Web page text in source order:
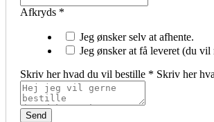
Afkryds *
Jeg ønsker selv at afhente.
Jeg ønsker at få leveret (du
Skriv her hvad du vil bestille * Skriv her